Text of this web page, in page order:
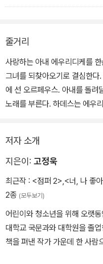
터져라 외쳤다.
줄거리
사랑하는 아내 에우리디케를
그녀를 되찾아오기로 결심한
에 선 오르페우스. 아내를 돌려
노래를 부른다. 하데스는 에우
오르페우스는 아내가 자신의
다.
저자 소개
지은이: 고정욱
최근작 : <점퍼 2> <너, 나 좋
2종 (모두보기)
어린이와 청소년을 위해 오랫
대학교 국문과와 대학원을 졸
책을 펴낸 작가 가운데 한 사